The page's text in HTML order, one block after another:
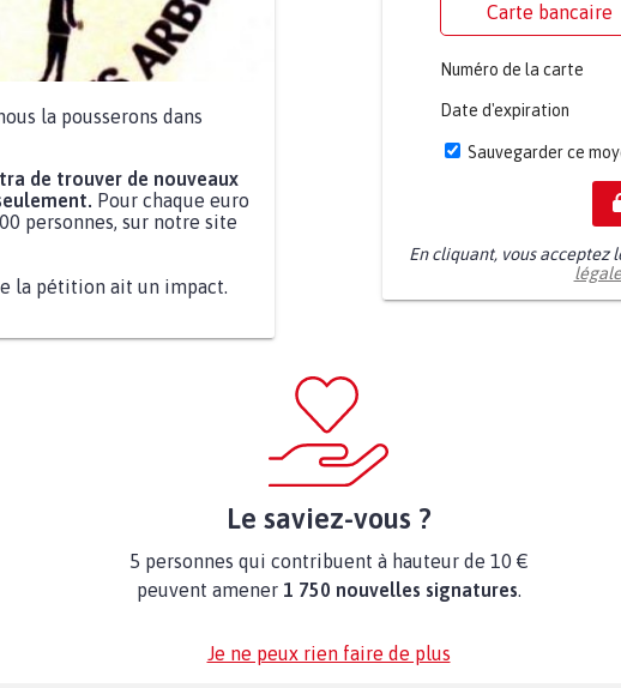
la pousserons dans
de trouver de nouveaux
Pour chaque euro
personnes, sur notre site
la pétition ait un impact.
Carte bancaire
Numéro de la carte
Date d'expiration
Sauvegarder ce
En cliquant, vous acceptez
Le saviez-vous ?
5 personnes qui contribuent à hauteur de 10 €
peuvent amener 1 750 nouvelles signatures.
Je ne peux rien faire de plus